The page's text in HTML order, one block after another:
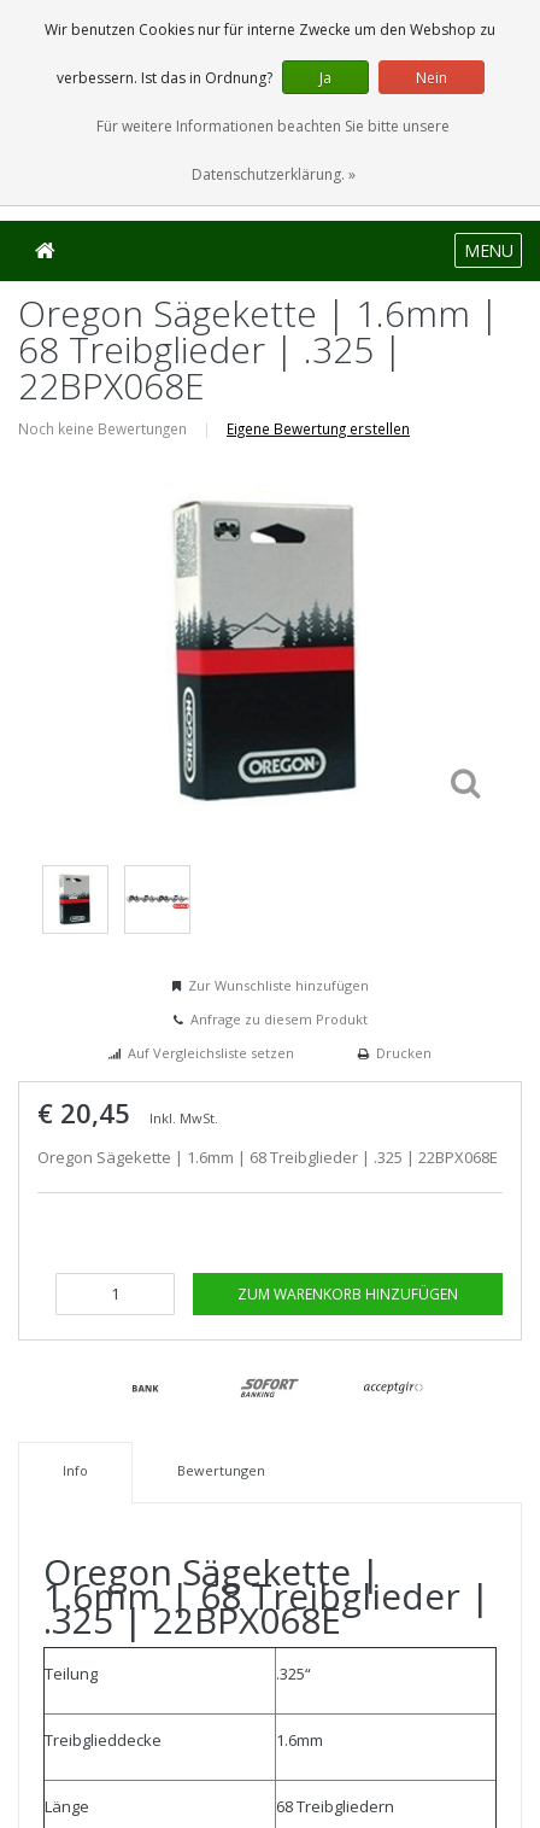
0 Artikel
MENU
Oregon Sägekette | 1.6mm |
68 Treibglieder | .325 |
22BPX068E
Noch keine Bewertungen | Eigene Bewertung erstellen
Zur Wunschliste hinzufügen
Anfrage zu diesem Produkt
Auf Vergleichsliste setzen
Drucken
€ 20,45 Inkl. MwSt.
Oregon Sägekette | 1.6mm | 68 Treibglieder | .325 | 22BPX068E
ZUM WARENKORB HINZUFÜGEN
Info Bewertungen
Oregon Sägekette |
1.6mm | 68 Treibglieder |
.325 | 22BPX068E
Teilung .325“
Treibglieddecke 1.6mm
Länge 68 Treibgliedern
Wir benutzen Cookies nur für interne Zwecke um den Webshop zu
verbessern. Ist das in Ordnung? Ja Nein
Für weitere Informationen beachten Sie bitte unsere
Datenschutzerklärung. »